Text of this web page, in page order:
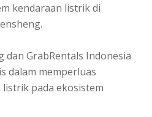
kendaraan listrik di
dan GrabRentals Indonesia
dalam memperluas
pada ekosistem